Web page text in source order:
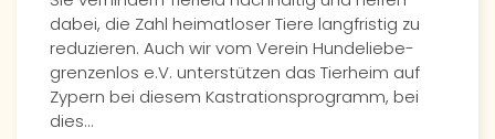
dabei, die Zahl heimatloser Tiere langfristig zu
reduzieren. Auch wir vom Verein Hundeliebe-
grenzenlos e.V. unterstützen das Tierheim auf
Zypern bei diesem Kastrationsprogramm, bei
dies…